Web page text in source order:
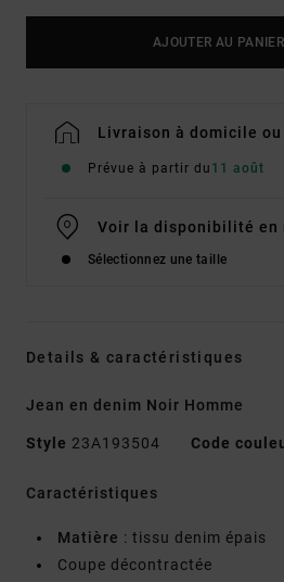
AJOUTER AU PANIER
Livraison à domicile
Prévue à partir du 11 août
Voir la disponibilité en
Sélectionnez une taille
Details & caractéristiques
Jean en denim Noir Homme
Style 23A193504 Code
Caractéristiques
Matière : tissu denim épais
Coupe décontractée